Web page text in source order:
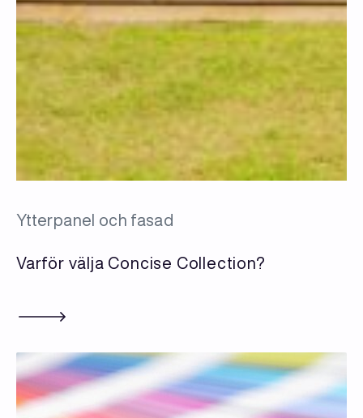
Ytterpanel och fasad
Varför välja Concise Collection?